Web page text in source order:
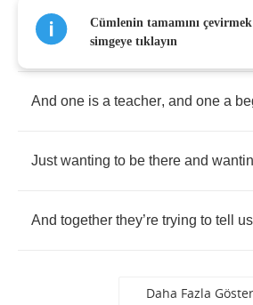
The ways that they live there,the
they die
And one is a teacher, and one a
Just wanting to be there and
And together they’re trying to tell us
Daha Fazla Göster
Cümlenin tamamını
simgeye tıklayın